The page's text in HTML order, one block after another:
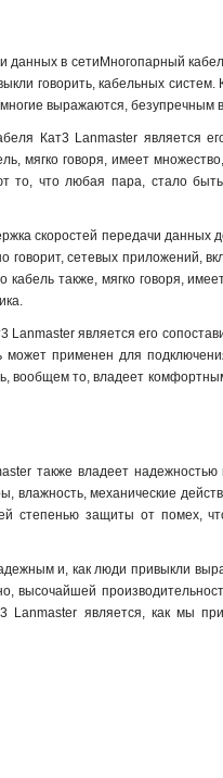
в сетиМногопарный
говорить, кабельных
выражаются, безупречным
Кат3 Lanmaster является
мягко говоря, имеет
то, что любая пара, стало
скоростей передачи данных
сетевых приложений,
также, мягко говоря,
.
является его
применен для
вообщем то, владеет
также владеет
механические
степенью защиты от помех,
и, как люди привыкли
высочайшей
является, как мы